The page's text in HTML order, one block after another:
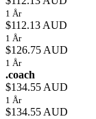
1 År
$112.13 AUD
1 År
$126.75 AUD
1 År
.coach
$134.55 AUD
1 År
$134.55 AUD